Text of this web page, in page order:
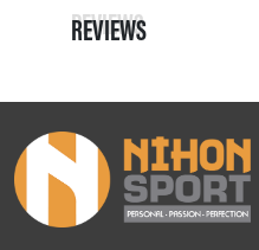
REVIEWS
REVIEWS